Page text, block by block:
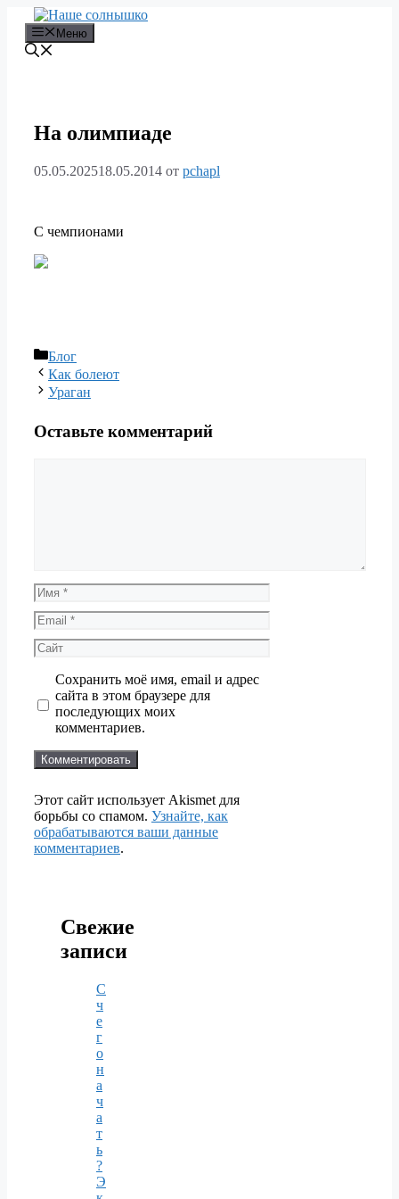
Перейти
содержимому
Меню
На олимпиаде
05.05.202518.05.2014 от pchapl
С чемпионами
Рубрики
Блог
Как болеют
Ураган
Оставьте комментарий
Имя
Email
Сайт
Сохранить моё имя, email и адрес
сайта в этом браузере для
последующих моих
комментариев.
Этот сайт использует Akismet для
борьбы со спамом. Узнайте, как
обрабатываются ваши данные
комментариев.
Свежие
записи
С
ч
е
г
о
н
а
ч
а
т
ь
?
Э